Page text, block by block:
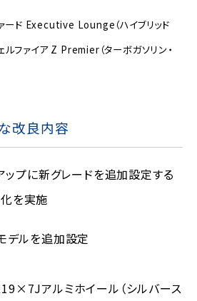
ード Executive Lounge（ハイブリッド
ルファイア Z Premier（ターボガソリン・
な改良内容
ップに新グレードを追加設定する
を実施
デルを追加設定
アルミホイール（シルバース